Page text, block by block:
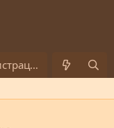
Пользователи
Регистрация